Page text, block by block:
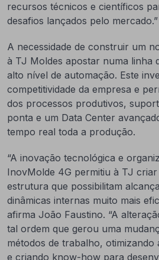
recursos técnicos e científicos
desafios lançados pelo mercado.”
A necessidade de construir um
à TJ Moldes apostar numa linha
alto nível de automação. Este
competitividade da empresa e
dos processos produtivos,
ponta e um Data Center
tempo real toda a produção.
“A inovação tecnológica e
InovMolde 4G permitiu à TJ
estrutura que possibilitam
dinâmicas internas muito mais
afirma João Faustino. “A
tal ordem que gerou uma
métodos de trabalho, otimizando
e criando know-how para